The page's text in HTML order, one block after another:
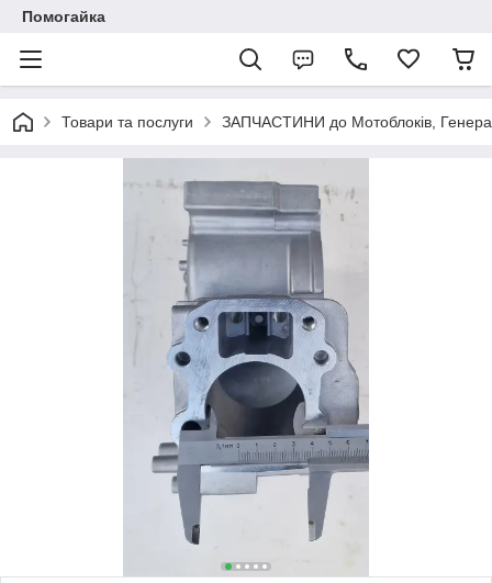
Помогайка
Товари та послуги ЗАПЧАСТИНИ до Мотоблоків,